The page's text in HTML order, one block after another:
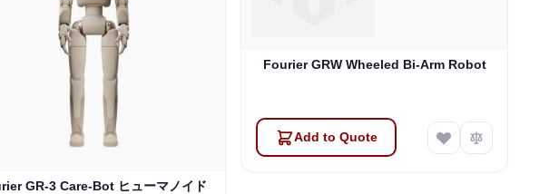
GR-3 Care-Bot ヒューマノイド
Fourier GRW Wheeled Bi-Arm Robot
Add to Quote